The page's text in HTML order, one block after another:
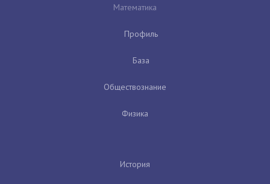
Математика
Профиль
База
Обществознание
Физика
История